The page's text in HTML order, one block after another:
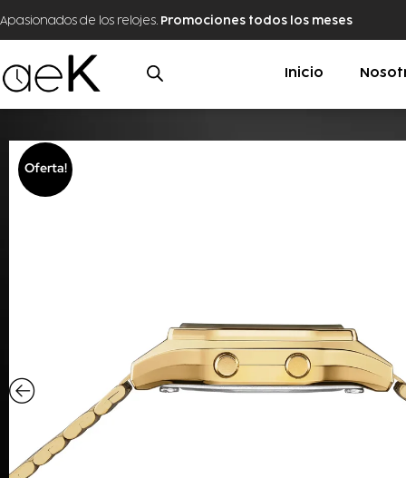
Apasionados de los relojes. Promociones todos los meses
Inicio
Oferta!